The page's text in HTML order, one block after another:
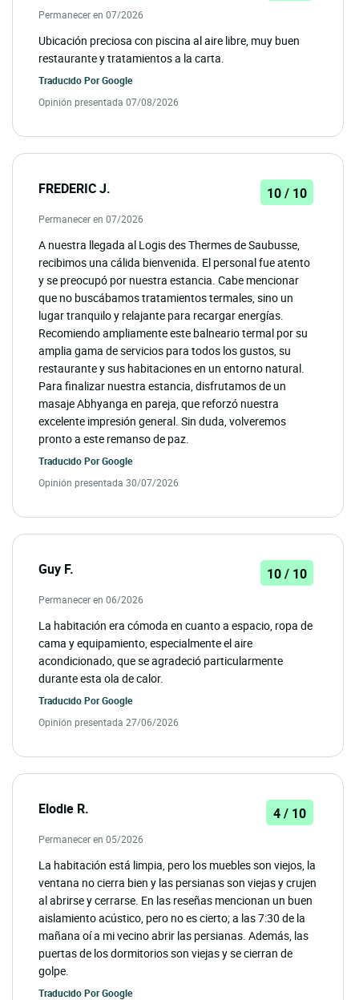
Permanecer en 07/2026
Ubicación preciosa con piscina al aire libre, muy buen
restaurante y tratamientos a la carta.
Traducido PorGoogle
Opinión presentada 07/08/2026
FREDERIC J. 10 / 10
Permanecer en 07/2026
A nuestra llegada al Logis des Thermes de Saubusse,
recibimos una cálida bienvenida. El personal fue atento
y se preocupó por nuestra estancia. Cabe mencionar
que no buscábamos tratamientos termales, sino un
lugar tranquilo y relajante para recargar energías.
Recomiendo ampliamente este balneario termal por su
amplia gama de servicios para todos los gustos, su
restaurante y sus habitaciones en un entorno natural.
Para finalizar nuestra estancia, disfrutamos de un
masaje Abhyanga en pareja, que reforzó nuestra
excelente impresión general. Sin duda, volveremos
pronto a este remanso de paz.
Traducido PorGoogle
Opinión presentada 30/07/2026
Guy F. 10 / 10
Permanecer en 06/2026
La habitación era cómoda en cuanto a espacio, ropa de
cama y equipamiento, especialmente el aire
acondicionado, que se agradeció particularmente
durante esta ola de calor.
Traducido PorGoogle
Opinión presentada 27/06/2026
Elodie R. 4 / 10
Permanecer en 05/2026
La habitación está limpia, pero los muebles son viejos, la
ventana no cierra bien y las persianas son viejas y crujen
al abrirse y cerrarse. En las reseñas mencionan un buen
aislamiento acústico, pero no es cierto; a las 7:30 de la
mañana oí a mi vecino abrir las persianas. Además, las
puertas de los dormitorios son viejas y se cierran de
golpe.
Traducido PorGoogle